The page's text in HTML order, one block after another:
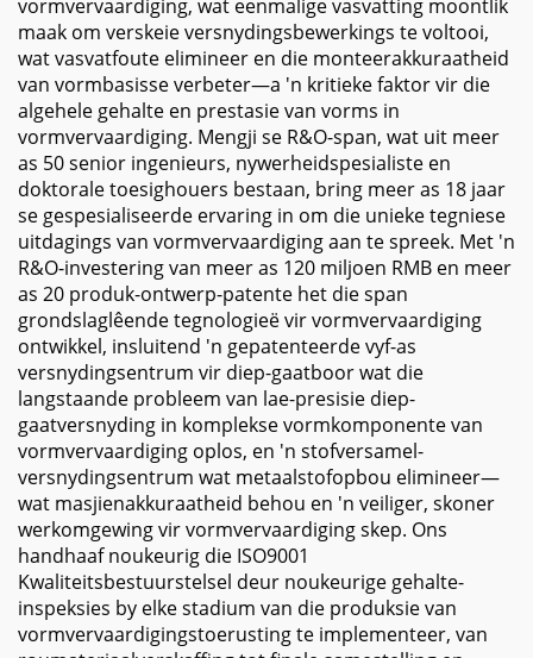
vormvervaardiging, wat eenmalige vasvatting moontlik
maak om verskeie versnydingsbewerkings te voltooi,
wat vasvatfoute elimineer en die monteerakkuraatheid
van vormbasisse verbeter—a 'n kritieke faktor vir die
algehele gehalte en prestasie van vorms in
vormvervaardiging. Mengji se R&O-span, wat uit meer
as 50 senior ingenieurs, nywerheidspesialiste en
doktorale toesighouers bestaan, bring meer as 18 jaar
se gespesialiseerde ervaring in om die unieke tegniese
uitdagings van vormvervaardiging aan te spreek. Met 'n
R&O-investering van meer as 120 miljoen RMB en meer
as 20 produk-ontwerp-patente het die span
grondslaglêende tegnologieë vir vormvervaardiging
ontwikkel, insluitend 'n gepatenteerde vyf-as
versnydingsentrum vir diep-gaatboor wat die
langstaande probleem van lae-presisie diep-
gaatversnyding in komplekse vormkomponente van
vormvervaardiging oplos, en 'n stofversamel-
versnydingsentrum wat metaalstofopbou elimineer—
wat masjienakkuraatheid behou en 'n veiliger, skoner
werkomgewing vir vormvervaardiging skep. Ons
handhaaf noukeurig die ISO9001
Kwaliteitsbestuurstelsel deur noukeurige gehalte-
inspeksies by elke stadium van die produksie van
vormvervaardigingstoerusting te implementeer, van